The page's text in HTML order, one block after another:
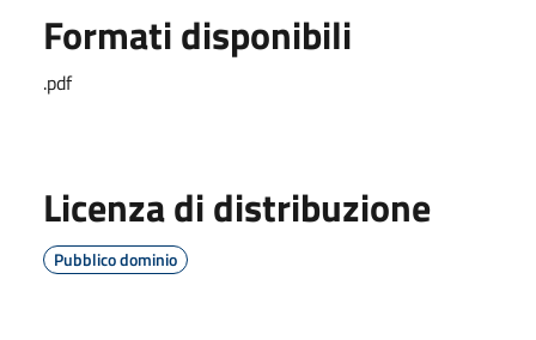
Formati disponibili
.pdf
Licenza di distribuzione
Pubblico dominio